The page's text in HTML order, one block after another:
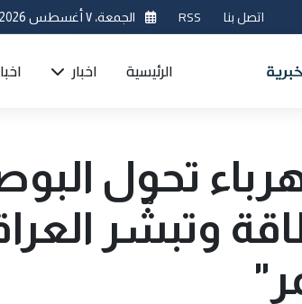
اتصل بنا RSS الجمعة، ٧ أغسطس 2026
الرئيسية اخبار
تحول
وتبشّر